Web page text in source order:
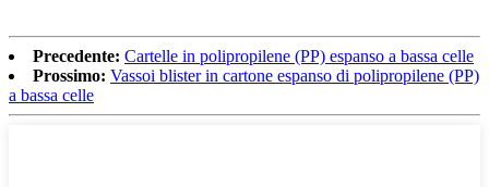
Precedente: Cartelle in polipropilene (PP) espanso a bassa celle
Prossimo: Vassoi blister in cartone espanso di polipropilene (PP)
a bassa celle